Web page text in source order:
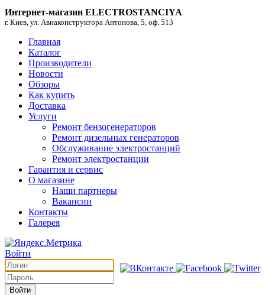
Интернет-магазин ELECTROSTANCIYA
г. Киев, ул. Авиаконструктора Антонова, 5, оф. 513
Главная
Каталог
Производители
Новости
Обзоры
Как купить
Доставка
Услуги
Ремонт бензогенераторов
Ремонт дизельных генераторов
Обслуживание электростанций
Ремонт электростанции
Гарантия и сервис
О магазине
Наши партнеры
Вакансии
Контакты
Галерея
Войти
Войти